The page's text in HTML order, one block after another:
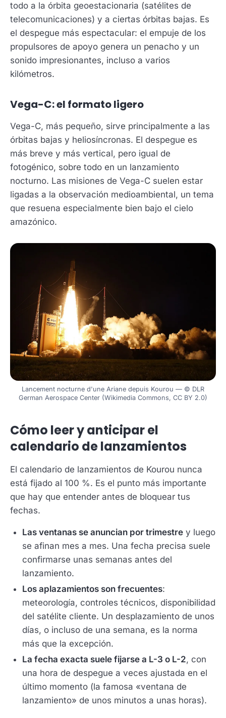
todo a la órbita geoestacionaria (satélites de
telecomunicaciones) y a ciertas órbitas bajas. Es
el despegue más espectacular: el empuje de los
propulsores de apoyo genera un penacho y un
sonido impresionantes, incluso a varios
kilómetros.
Vega-C: el formato ligero
Vega-C, más pequeño, sirve principalmente a las
órbitas bajas y heliosíncronas. El despegue es
más breve y más vertical, pero igual de
fotogénico, sobre todo en un lanzamiento
nocturno. Las misiones de Vega-C suelen estar
ligadas a la observación medioambiental, un tema
que resuena especialmente bien bajo el cielo
amazónico.
Lancement nocturne d'une Ariane depuis Kourou — © DLR
German Aerospace Center (Wikimedia Commons, CC BY 2.0)
Cómo leer y anticipar el
calendario de lanzamientos
El calendario de lanzamientos de Kourou nunca
está fijado al 100 %. Es el punto más importante
que hay que entender antes de bloquear tus
fechas.
Las ventanas se anuncian por trimestre y luego
se afinan mes a mes. Una fecha precisa suele
confirmarse unas semanas antes del
lanzamiento.
Los aplazamientos son frecuentes:
meteorología, controles técnicos, disponibilidad
del satélite cliente. Un desplazamiento de unos
días, o incluso de una semana, es la norma
más que la excepción.
La fecha exacta suele fijarse a L-3 o L-2, con
una hora de despegue a veces ajustada en el
último momento (la famosa «ventana de
lanzamiento» de unos minutos a unas horas).